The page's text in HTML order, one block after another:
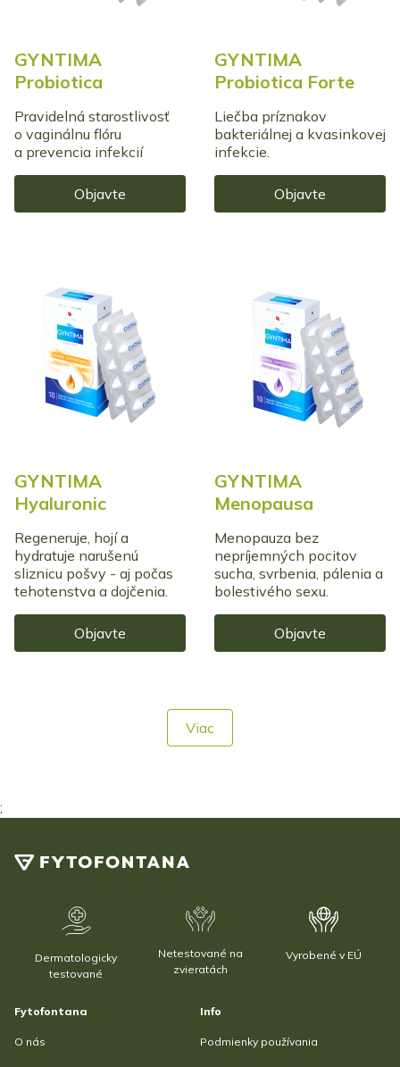
GYNTIMA
Probiotica
Pravidelná starostlivosť
o vaginálnu flóru
a prevencia infekcií
Objavte
GYNTIMA
Probiotica Forte
Liečba príznakov
bakteriálnej a kvasinkovej
infekcie.
Objavte
GYNTIMA
Hyaluronic
Regeneruje, hojí a
hydratuje narušenú
sliznicu pošvy - aj počas
tehotenstva a dojčenia.
Objavte
GYNTIMA
Menopausa
Menopauza bez
nepríjemných pocitov
sucha, svrbenia, pálenia a
bolestivého sexu.
Objavte
Viac
;
Dermatologicky
testované
Netestované na
zvieratách
Vyrobené v EÚ
Fytofontana
O nás
Info
Podmienky používania